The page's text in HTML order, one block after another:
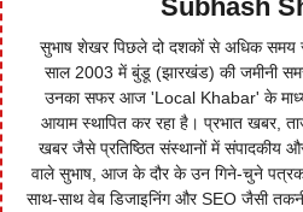
Subhash
सुभाष शेखर पिछले दो दशकों से अधिक समय
साल 2003 में बुंडू (झारखंड) की जमीनी
उनका सफर आज 'Local Khabar' के
आयाम स्थापित कर रहा है। प्रभात खबर,
खबर जैसे प्रतिष्ठित संस्थानों में संपादकीय
वाले सुभाष, आज के दौर के उन गिने-चुने
साथ-साथ वेब डिजाइनिंग और SEO जैसी